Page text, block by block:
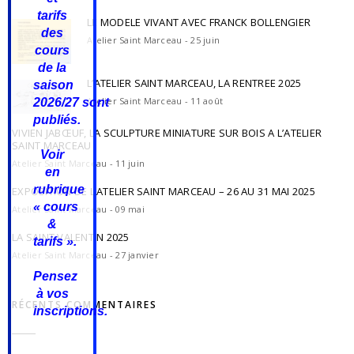
LE MODELE VIVANT AVEC FRANCK BOLLENGIER
Atelier Saint Marceau - 25 juin
L’ATELIER SAINT MARCEAU, LA RENTREE 2025
Atelier Saint Marceau - 11 août
VIVIEN JABŒUF, LA SCULPTURE MINIATURE SUR BOIS A L’ATELIER
SAINT MARCEAU
Atelier Saint Marceau - 11 juin
EXPOSITION DE L’ATELIER SAINT MARCEAU – 26 AU 31 MAI 2025
Atelier Saint Marceau - 09 mai
LA SAINT VALENTIN 2025
Atelier Saint Marceau - 27 janvier
RÉCENTS COMMENTAIRES
tarifs
des
cours
de la
saison
2026/27sont
publiés.
Voir
en
rubrique
« cours
&
tarifs ».
Pensez
à vos
inscriptions.